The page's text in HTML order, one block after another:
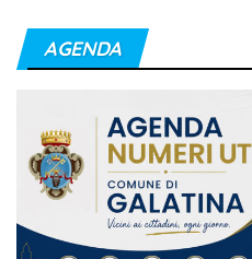
AGENDA